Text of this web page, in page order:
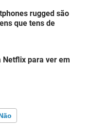
rugged são
que tens de
para ver em